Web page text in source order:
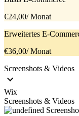
€24,00/ Monat
Erweitertes E-
€36,00/ Monat
Screenshots & Videos
Wix
Screenshots & Videos